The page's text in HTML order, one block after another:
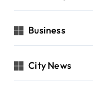
Business
City News